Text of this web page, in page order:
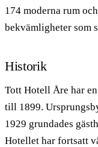
174 moderna rum
bekvämligheter som
Historik
Tott Hotell Åre har
till 1899.
1929 grundades
Hotellet har fortsatt